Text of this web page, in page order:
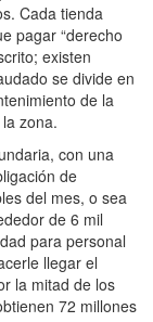
Cada tienda
pagar “derecho
existen
se divide en
de la
zona.
con una
de
del mes, o sea
de 6 mil
para personal
llegar el
la mitad de los
72 millones